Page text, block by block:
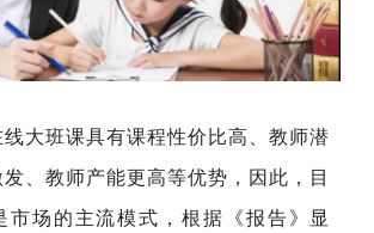
大班课具有课程性价比高、教师潜
、教师产能更高等优势，因此，目
市场的主流模式，根据《报告》显